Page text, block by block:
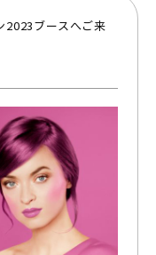
2023ブースへご来